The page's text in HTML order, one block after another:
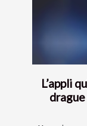
L’appli